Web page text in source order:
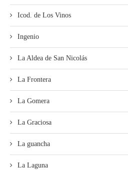
Icod. de Los Vinos
Ingenio
La Aldea de San Nicolás
La Frontera
La Gomera
La Graciosa
La guancha
La Laguna